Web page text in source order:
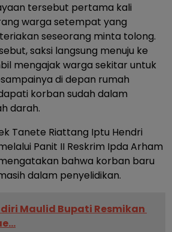
tersebut pertama kali
warga setempat yang
seseorang minta tolong.
saksi langsung menuju ke
mengajak warga sekitar untuk
di depan rumah
korban sudah dalam
darah.
Tanete Riattang Iptu Hendri
Panit II Reskrim Ipda Arham
bahwa korban baru
dalam penyelidikan.
Maulid Bupati Resmikan